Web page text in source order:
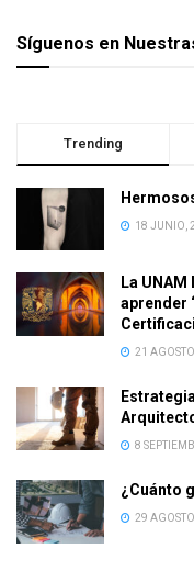
Síguenos en
Trending
18 JUNIO,
La
aprender
21
8
¿Cuánto
29